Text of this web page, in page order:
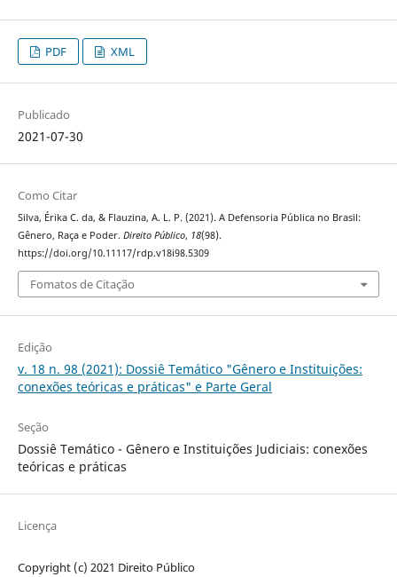
PDF XML
Publicado
2021-07-30
Como Citar
Silva, Érika C. da, & Flauzina, A. L. P. (2021). A Defensoria Pública no Brasil:
Gênero, Raça e Poder. Direito Público, 18(98).
https://doi.org/10.11117/rdp.v18i98.5309
Fomatos de Citação
Edição
v. 18 n. 98 (2021): Dossiê Temático "Gênero e Instituições:
conexões teóricas e práticas" e Parte Geral
Seção
Dossiê Temático - Gênero e Instituições Judiciais: conexões
teóricas e práticas
Licença
Copyright (c) 2021 Direito Público